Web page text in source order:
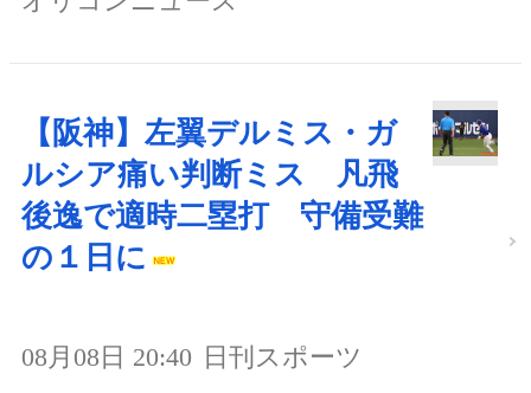
【阪神】左翼デルミス・ガ
ルシア痛い判断ミス 凡飛
後逸で適時二塁打 守備受難
の１日に
08月08日 20:40 日刊スポーツ